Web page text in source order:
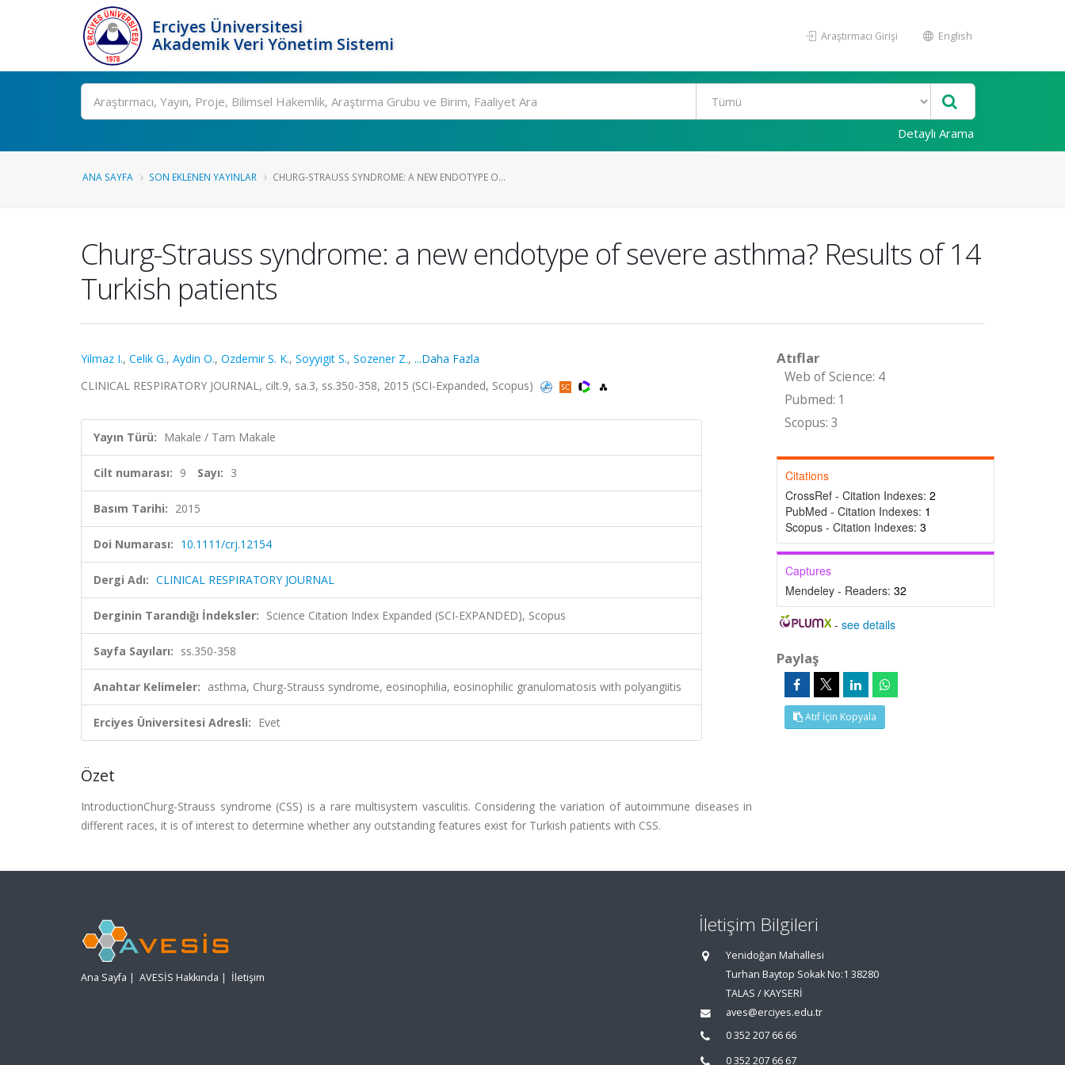
Erciyes Üniversitesi
Akademik Veri Yönetim Sistemi
Araştırmacı Girişi English
Ara
Detaylı Arama
ANA SAYFA SON EKLENEN YAYINLAR CHURG-STRAUSS SYNDROME: A NEW ENDOTYPE O...
Churg-Strauss syndrome: a new endotype of severe asthma? Results of 14
Turkish patients
Yilmaz I., Celik G., Aydin O., Ozdemir S. K., Soyyigit S., Sozener Z., ...Daha Fazla
CLINICAL RESPIRATORY JOURNAL, cilt.9, sa.3, ss.350-358, 2015 (SCI-Expanded, Scopus)
Yayın Türü: Makale / Tam Makale
Cilt numarası: 9 Sayı: 3
Basım Tarihi: 2015
Doi Numarası: 10.1111/crj.12154
Dergi Adı: CLINICAL RESPIRATORY JOURNAL
Derginin Tarandığı İndeksler: Science Citation Index Expanded (SCI-EXPANDED), Scopus
Sayfa Sayıları: ss.350-358
Anahtar Kelimeler: asthma, Churg-Strauss syndrome, eosinophilia, eosinophilic granulomatosis with polyangiitis
Erciyes Üniversitesi Adresli: Evet
Özet
IntroductionChurg-Strauss syndrome (CSS) is a rare multisystem vasculitis. Considering the variation of autoimmune diseases in
different races, it is of interest to determine whether any outstanding features exist for Turkish patients with CSS.
Atıflar
Web of Science: 4
Pubmed: 1
Scopus: 3
Citations
CrossRef - Citation Indexes: 2
PubMed - Citation Indexes: 1
Scopus - Citation Indexes: 3
Captures
Mendeley - Readers: 32
-see details
Paylaş
Atıf İçin Kopyala
Ana Sayfa | AVESİS Hakkında | İletişim
İletişim Bilgileri
Yenidoğan Mahallesi
Turhan Baytop Sokak No:1 38280
TALAS / KAYSERİ
aves@erciyes.edu.tr
0 352 207 66 66
0 352 207 66 67